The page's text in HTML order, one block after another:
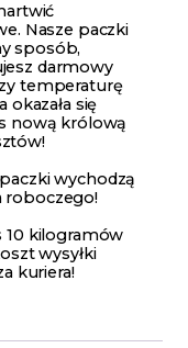
Nasze paczki
sposób,
darmowy
temperaturę
okazała się
nową królową
wychodzą
roboczego!
10 kilogramów
wysyłki
kuriera!